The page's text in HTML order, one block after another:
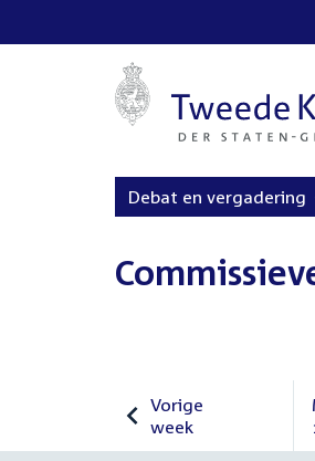
Debat en vergadering
Vorige
week
Vorige